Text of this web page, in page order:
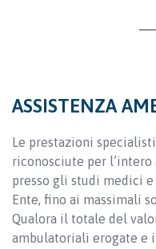
ASSISTENZA
Le prestazioni
riconosciute per
presso gli studi medici
Ente, fino ai massimali
Qualora il totale del
ambulatoriali erogate e